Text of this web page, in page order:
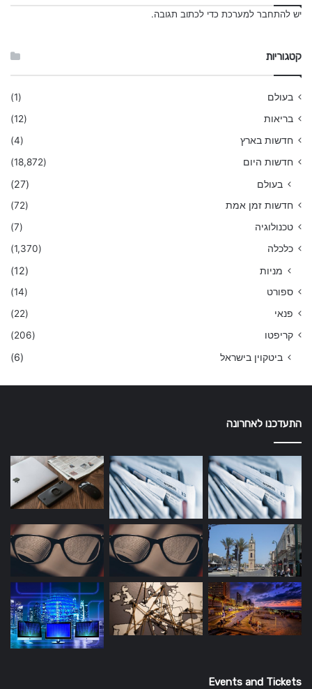
יש להתחבר למערכת כדי לכתוב תגובה.
קטגוריות
בעולם
(1)
בריאות
(12)
חדשות בארץ
(4)
חדשות היום
(18,872)
בעולם (27)
חדשות זמן אמת
(72)
טכנולוגיה
(7)
כלכלה
(1,370)
מניות (12)
ספורט
(14)
פנאי
(22)
קריפטו
(206)
ביטקוין בישראל (6)
התעדכנו לאחרונה
Events and Tickets